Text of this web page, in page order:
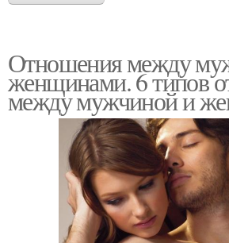
Женщина по отношению
Законы в отношениях
Норма в отношениях
Отношения между
женщинами. 6 типов
между мужчиной и